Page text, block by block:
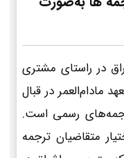
در راستای مشتری
مادام‌العمر در قبال
رسمی است.
متقاضیان ترجمه